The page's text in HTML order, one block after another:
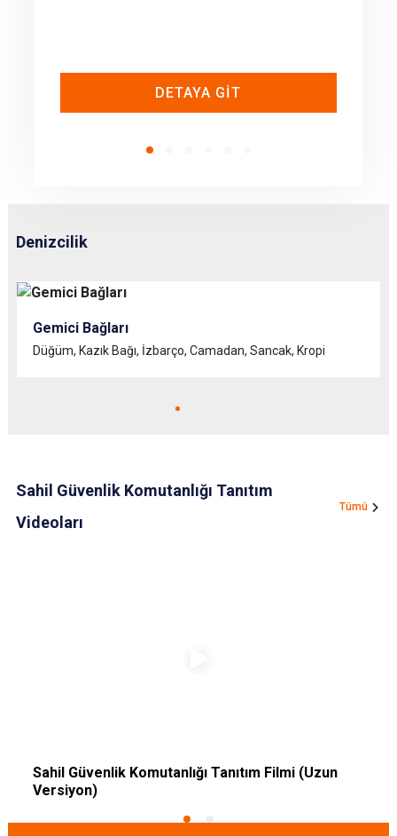
DETAYA GİT
Denizcilik
Gemici Bağları
Düğüm, Kazık Bağı, İzbarço, Camadan, Sancak, Kropi
Sahil Güvenlik Komutanlığı Tanıtım
Videoları
Tümü
Sahil Güvenlik Komutanlığı Tanıtım Filmi (Uzun
Versiyon)